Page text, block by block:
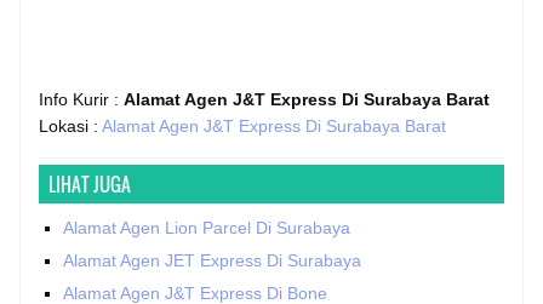
Info Kurir : Alamat Agen J&T Express Di Surabaya Barat
Lokasi : Alamat Agen J&T Express Di Surabaya Barat
LIHAT JUGA
Alamat Agen Lion Parcel Di Surabaya
Alamat Agen JET Express Di Surabaya
Alamat Agen J&T Express Di Bone